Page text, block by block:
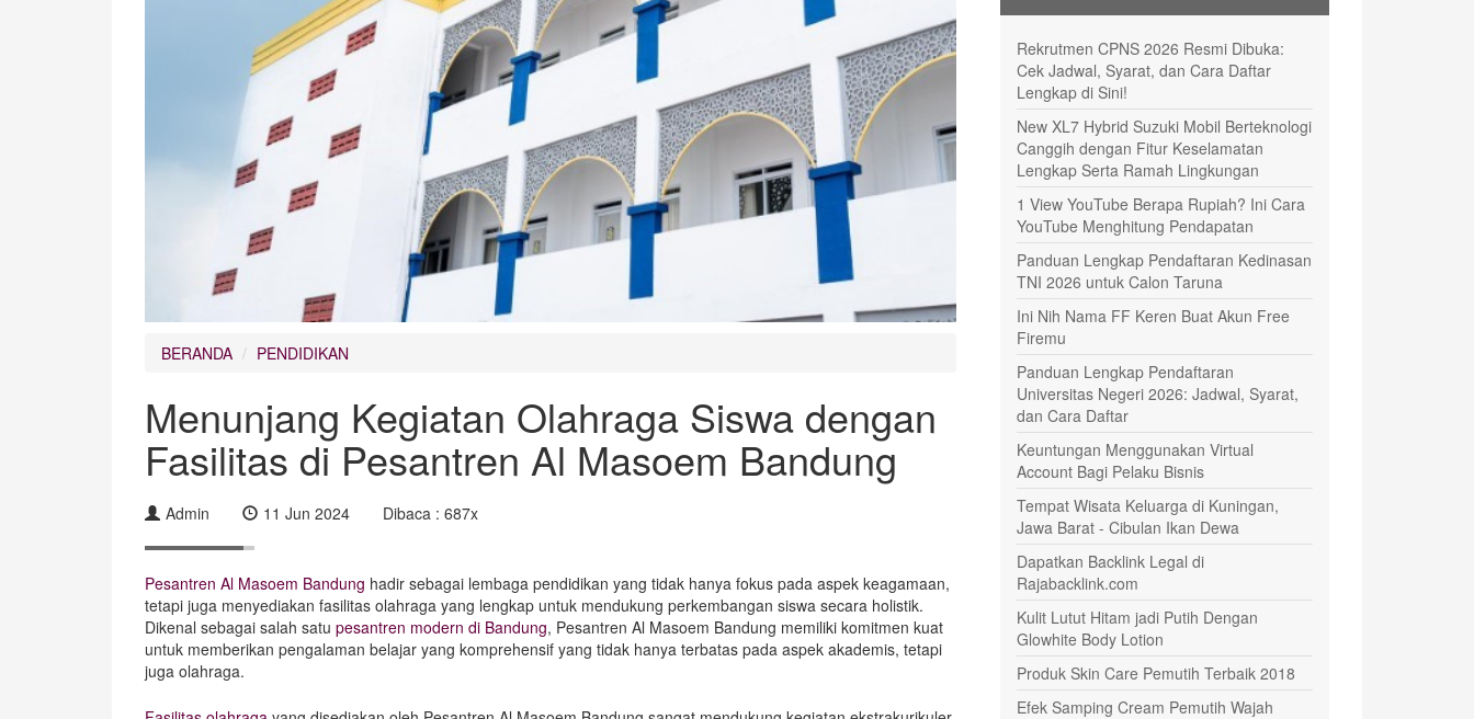
BERANDA PENDIDIKAN
Menunjang Kegiatan Olahraga Siswa dengan
Fasilitas di Pesantren Al Masoem Bandung
Admin 11 Jun 2024 Dibaca : 687x
Pesantren Al Masoem Bandung hadir sebagai lembaga pendidikan yang tidak hanya fokus pada aspek keagamaan,
tetapi juga menyediakan fasilitas olahraga yang lengkap untuk mendukung perkembangan siswa secara holistik.
Dikenal sebagai salah satu pesantren modern di Bandung, Pesantren Al Masoem Bandung memiliki komitmen kuat
untuk memberikan pengalaman belajar yang komprehensif yang tidak hanya terbatas pada aspek akademis, tetapi
juga olahraga.
Rekrutmen CPNS 2026 Resmi Dibuka:
Cek Jadwal, Syarat, dan Cara Daftar
Lengkap di Sini!
New XL7 Hybrid Suzuki Mobil Berteknologi
Canggih dengan Fitur Keselamatan
Lengkap Serta Ramah Lingkungan
1 View YouTube Berapa Rupiah? Ini Cara
YouTube Menghitung Pendapatan
Panduan Lengkap Pendaftaran Kedinasan
TNI 2026 untuk Calon Taruna
Ini Nih Nama FF Keren Buat Akun Free
Firemu
Panduan Lengkap Pendaftaran
Universitas Negeri 2026: Jadwal, Syarat,
dan Cara Daftar
Keuntungan Menggunakan Virtual
Account Bagi Pelaku Bisnis
Tempat Wisata Keluarga di Kuningan,
Jawa Barat - Cibulan Ikan Dewa
Dapatkan Backlink Legal di
Rajabacklink.com
Kulit Lutut Hitam jadi Putih Dengan
Glowhite Body Lotion
Produk Skin Care Pemutih Terbaik 2018
Efek Samping Cream Pemutih Wajah